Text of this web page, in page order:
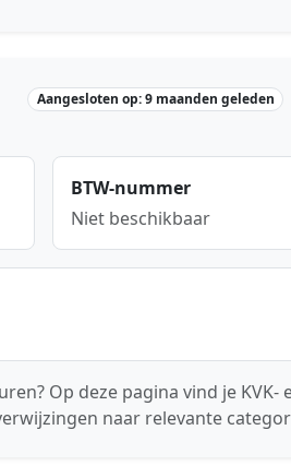
Aangesloten op: 9 maanden geleden
BTW-nummer
Niet beschikbaar
Op deze pagina vind je KVK-
naar relevante